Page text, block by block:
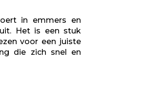
in emmers en
Het is een stuk
voor een juiste
die zich snel en